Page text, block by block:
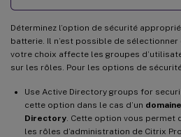
Déterminez l’option de sécurité
batterie. Il n’est possible de
votre choix affecte les groupes
sur les rôles. Pour les options de
Use Active Directory groups for
cette option dans le cas d’un
Directory . Cette option vous
les rôles d’administration de Citrix